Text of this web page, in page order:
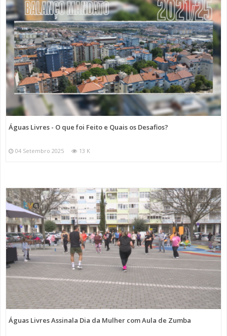
Águas Livres - O que foi Feito e Quais os Desafios?
04 Setembro 2025 13 K
Águas Livres Assinala Dia da Mulher com Aula de Zumba